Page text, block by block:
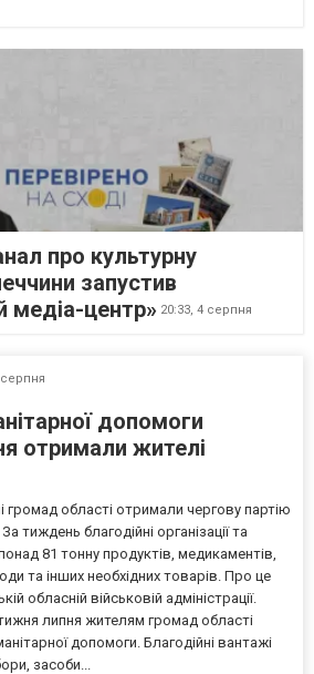
про культурну
запустив
медіа-центр» 20:33, 4 серпня
допомоги
отримали жителі
громад області отримали чергову партію
тиждень благодійні організації та
81 тонну продуктів, медикаментів,
та інших необхідних товарів. Про це
обласній військовій адміністрації.
липня жителям громад області
допомоги. Благодійні вантажі
засоби...